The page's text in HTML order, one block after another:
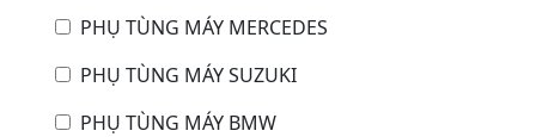
PHỤ TÙNG MÁY MERCEDES
PHỤ TÙNG MÁY SUZUKI
PHỤ TÙNG MÁY BMW